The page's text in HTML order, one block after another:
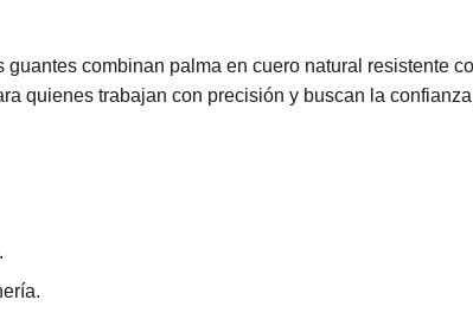
combinan palma en cuero natural resistente
quienes trabajan con precisión y buscan la